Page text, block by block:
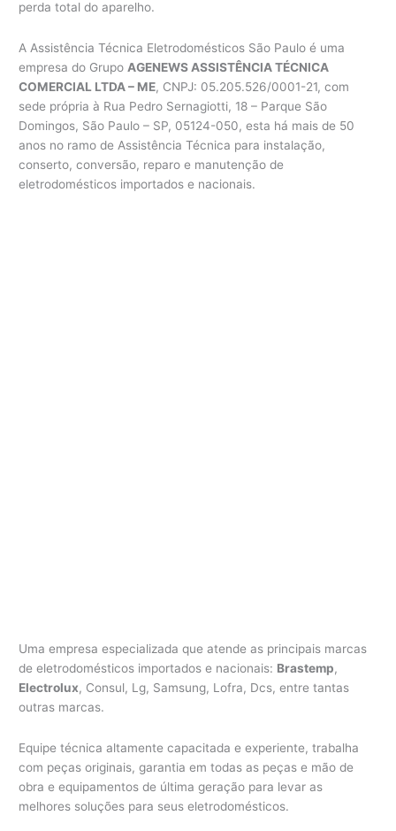
perda total do aparelho.
A Assistência Técnica Eletrodomésticos São Paulo é uma
empresa do Grupo AGENEWS ASSISTÊNCIA TÉCNICA
COMERCIAL LTDA – ME, CNPJ: 05.205.526/0001-21, com
sede própria à Rua Pedro Sernagiotti, 18 – Parque São
Domingos, São Paulo – SP, 05124-050, esta há mais de 50
anos no ramo de Assistência Técnica para instalação,
conserto, conversão, reparo e manutenção de
eletrodomésticos importados e nacionais.
Uma empresa especializada que atende as principais marcas
de eletrodomésticos importados e nacionais: Brastemp,
Electrolux, Consul, Lg, Samsung, Lofra, Dcs, entre tantas
outras marcas.
Equipe técnica altamente capacitada e experiente, trabalha
com peças originais, garantia em todas as peças e mão de
obra e equipamentos de última geração para levar as
melhores soluções para seus eletrodomésticos.